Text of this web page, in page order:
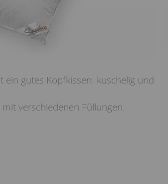
gutes Kopfkissen: kuschelig und
verschiedenen Füllungen.